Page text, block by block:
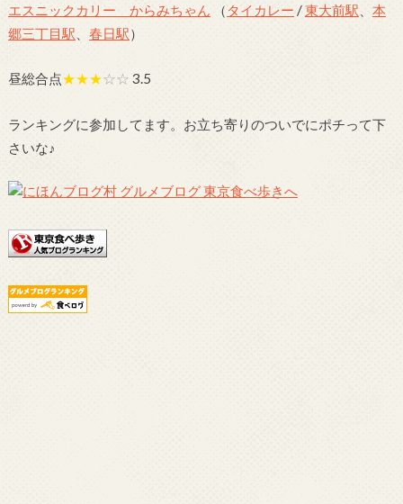
エスニックカリー からみちゃん
（ タイカレー /東大前駅
本
郷三丁目駅
春日駅）
昼総合点★★★☆☆ 3.5
ランキングに参加してます。お立ち寄りのついでにポチって下
さいな♪